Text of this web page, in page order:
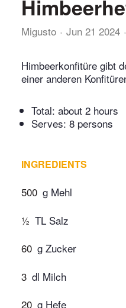
Migusto Jun 21 2024
Himbeerkonfitüre gibt
einer anderen
Total: about 2 hours
Serves: 8 persons
INGREDIENTS
500 g Mehl
½ TL Salz
60 g Zucker
3 dl Milch
20 g Hefe